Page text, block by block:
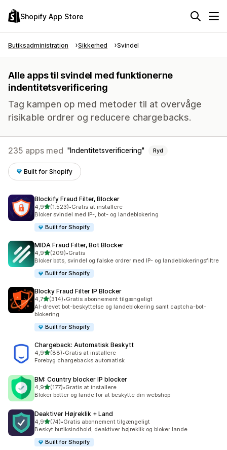
Shopify App Store
Butiksadministration Sikkerhed Svindel
Alle apps til svindel med funktionerne
indentitetsverificering
Tag kampen op med metoder til at overvåge
risikable ordrer og reducere chargebacks.
235 apps med Indentitetsverificering Ryd
Built for Shopify
Blockify Fraud Filter, Blocker
4,9ud af 5 stjerner
(1.523)
1523 anmeldelser i alt
•Gratis at installere
Bloker svindel med IP-, bot- og landeblokering
Built for Shopify
MIDA Fraud Filter, Bot Blocker
4,9ud af 5 stjerner
(209)
209 anmeldelser i alt
•Gratis
Bloker bots, svindel og falske ordrer med IP- og landeblokeringsfiltre
Built for Shopify
Blocky Fraud Filter IP Blocker
4,7ud af 5 stjerner
(314)
314 anmeldelser i alt
•Gratis abonnement tilgængeligt
AI-drevet bot-beskyttelse og landeblokering samt captcha-bot-
blokering
Built for Shopify
Chargeback: Automatisk Beskytt
4,9ud af 5 stjerner
(88)
88 anmeldelser i alt
•Gratis at installere
Forebyg chargebacks automatisk
BM: Country blocker IP blocker
4,9ud af 5 stjerner
(177)
177 anmeldelser i alt
•Gratis at installere
Bloker botter og lande for at beskytte din webshop
Deaktiver Højreklik + Land
4,9ud af 5 stjerner
(74)
74 anmeldelser i alt
•Gratis abonnement tilgængeligt
Beskyt butiksindhold, deaktiver højreklik og bloker lande
Built for Shopify